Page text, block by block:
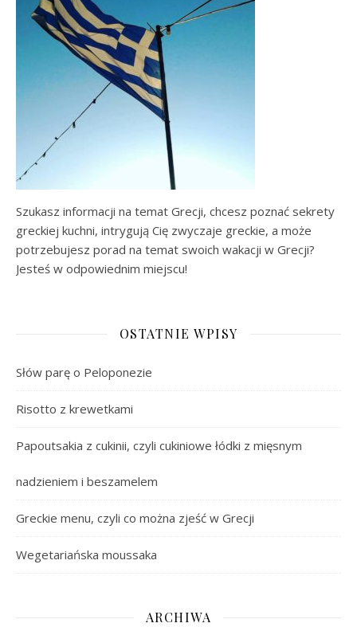
Szukasz informacji na temat Grecji, chcesz poznać sekrety
greckiej kuchni, intrygują Cię zwyczaje greckie, a może
potrzebujesz porad na temat swoich wakacji w Grecji?
Jesteś w odpowiednim miejscu!
OSTATNIE WPISY
Słów parę o Peloponezie
Risotto z krewetkami
Papoutsakia z cukinii, czyli cukiniowe łódki z mięsnym
nadzieniem i beszamelem
Greckie menu, czyli co można zjeść w Grecji
Wegetariańska moussaka
ARCHIWA